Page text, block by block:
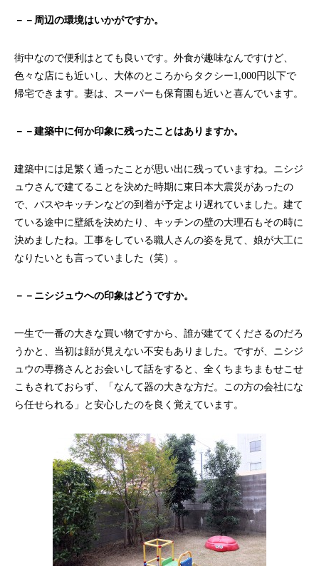
－－周辺の環境はいかがですか。
街中なので便利はとても良いです。外食が趣味なんですけど、
色々な店にも近いし、大体のところからタクシー1,000円以下で
帰宅できます。妻は、スーパーも保育園も近いと喜んでいます。
－－建築中に何か印象に残ったことはありますか。
建築中には足繁く通ったことが思い出に残っていますね。ニシジ
ュウさんで建てることを決めた時期に東日本大震災があったの
で、バスやキッチンなどの到着が予定より遅れていました。建て
ている途中に壁紙を決めたり、キッチンの壁の大理石もその時に
決めましたね。工事をしている職人さんの姿を見て、娘が大工に
なりたいとも言っていました（笑）。
－－ニシジュウへの印象はどうですか。
一生で一番の大きな買い物ですから、誰が建ててくださるのだろ
うかと、当初は顔が見えない不安もありました。ですが、ニシジ
ュウの専務さんとお会いして話をすると、全くちまちまもせこせ
こもされておらず、「なんて器の大きな方だ。この方の会社にな
ら任せられる」と安心したのを良く覚えています。